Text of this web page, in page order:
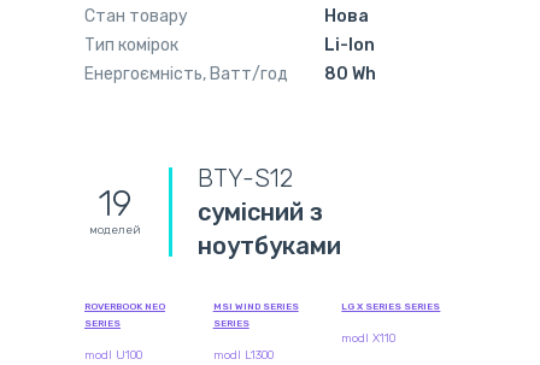
Стан товару
Нова
Тип комірок
Li-Ion
Енергоємність, Ватт/год
80 Wh
19
моделей
BTY-S12
сумісний з
ноутбуками
ROVERBOOK NEO
SERIES
modl U100
MSI WIND SERIES
SERIES
modl L1300
LG X SERIES SERIES
modl X110